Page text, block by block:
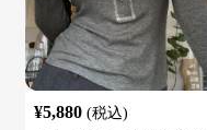
¥5,880 (税込)